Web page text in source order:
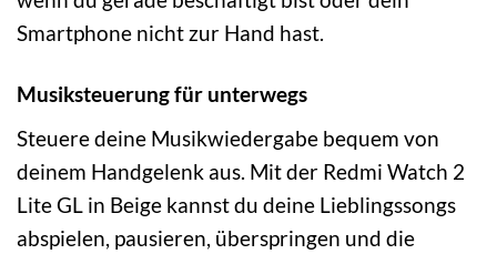
Smartphone nicht zur Hand hast.
Musiksteuerung für unterwegs
Steuere deine Musikwiedergabe bequem von
deinem Handgelenk aus. Mit der Redmi Watch 2
Lite GL in Beige kannst du deine Lieblingssongs
abspielen, pausieren, überspringen und die